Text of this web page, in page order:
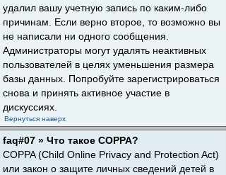
удалил вашу учетную запись по каким-либо
причинам. Если верно второе, то возможно вы
не написали ни одного сообщения.
Администраторы могут удалять неактивных
пользователей в целях уменьшения размера
базы данных. Попробуйте зарегистрироваться
снова и принять активное участие в
дискуссиях.
Вернуться наверх
faq#07 » Что такое COPPA?
COPPA (Child Online Privacy and Protection Act)
или закон о защите личных сведений детей в